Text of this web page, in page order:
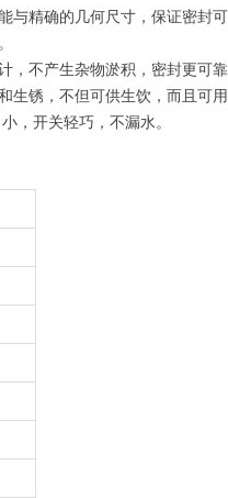
精确的几何尺寸，保证密封可
，不产生杂物淤积，密封更可靠
锈，不但可供生饮，而且可用
，开关轻巧，不漏水。